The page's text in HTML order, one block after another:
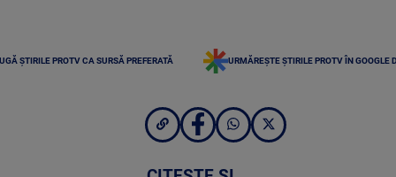
ȘTIRILE PROTV CA SURSĂ PREFERATĂ URMĂREȘTE ȘTIRILE PROTV ÎN GOOGLE